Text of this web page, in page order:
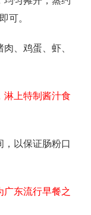
可。
、鸡蛋、虾、
淋上特制酱汁食
，以保证肠粉口
广东流行早餐之